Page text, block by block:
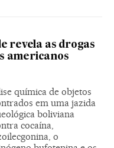
revela as drogas
americanos
química de objetos
em uma jazida
boliviana
cocaína,
o